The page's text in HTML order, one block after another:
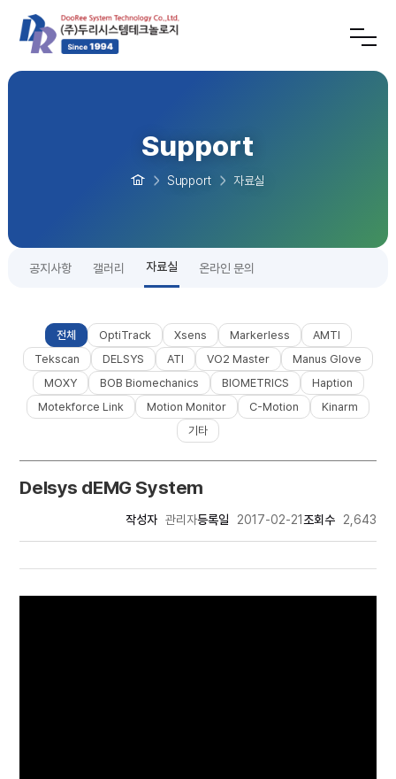
Support
Support 자료실
공지사항 갤러리 자료실 온라인 문의
전체 OptiTrack Xsens Markerless
AMTI
Tekscan
DELSYS ATI VO2 Master
Manus Glove
MOXY
BOB Biomechanics BIOMETRICS
Haption
Motekforce Link
Motion Monitor C-Motion
Kinarm
기타
Delsys dEMG System
작성자 관리자등록일 2017-02-21 조회수 2,643